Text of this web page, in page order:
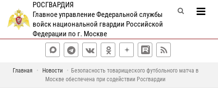
РОСГВАРДИЯ
Главное управление Федеральной службы
войск национальной гвардии Российской
Федерации по г. Москве
Главная Новости
Безопасность товарищеского футбольного матча в
Москве обеспечена при содействии Росгвардии